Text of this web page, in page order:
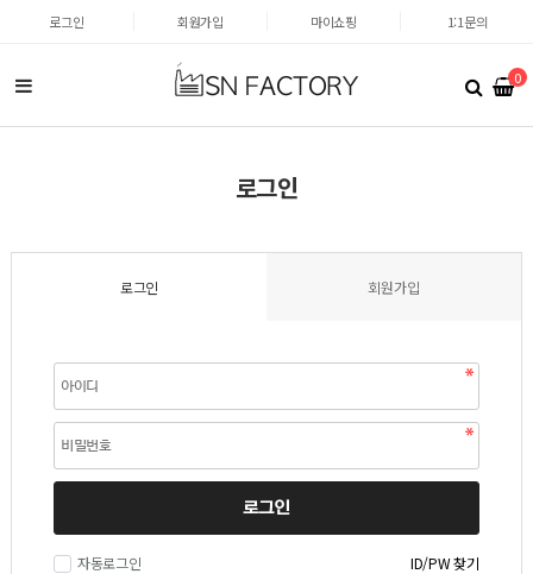
로그인 회원가입 마이쇼핑 1:1문의
0
로그인
로그인 회원가입
로그인
자동로그인 ID/PW 찾기